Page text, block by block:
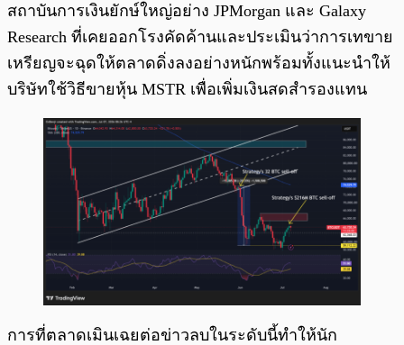
สถาบันการเงินยักษ์ใหญ่อย่าง JPMorgan และ Galaxy
Research ที่เคยออกโรงคัดค้านและประเมินว่าการเทขาย
เหรียญจะฉุดให้ตลาดดิ่งลงอย่างหนักพร้อมทั้งแนะนำให้
บริษัทใช้วิธีขายหุ้น MSTR เพื่อเพิ่มเงินสดสำรองแทน
การที่ตลาดเมินเฉยต่อข่าวลบในระดับนี้ทำให้นัก